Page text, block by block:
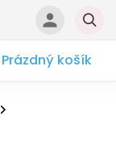
Prázdný košík
/